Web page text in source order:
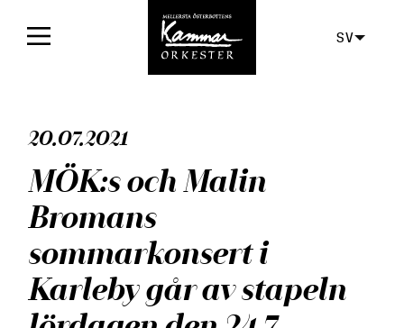
Biljetter
För publiken
Skivor
SV
20.07.2021
MÖK:s och Malin
Bromans
sommarkonsert i
Karleby går av stapeln